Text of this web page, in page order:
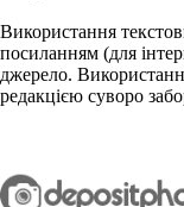
Використання
посиланням (для
джерело.
редакцією суворо